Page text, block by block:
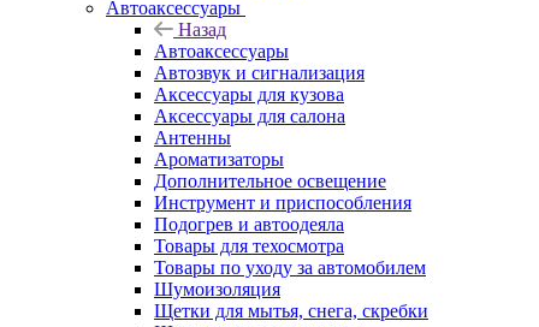
Автоаксессуары
Назад
Автоаксессуары
Автозвук и сигнализация
Аксессуары для кузова
Аксессуары для салона
Антенны
Ароматизаторы
Дополнительное освещение
Инструмент и приспособления
Подогрев и автоодеяла
Товары для техосмотра
Товары по уходу за автомобилем
Шумоизоляция
Щетки для мытья, снега, скребки